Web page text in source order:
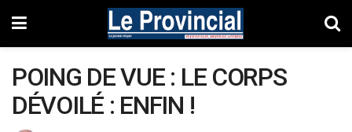
POING DE VUE : LE CORPS
DÉVOILÉ : ENFIN !